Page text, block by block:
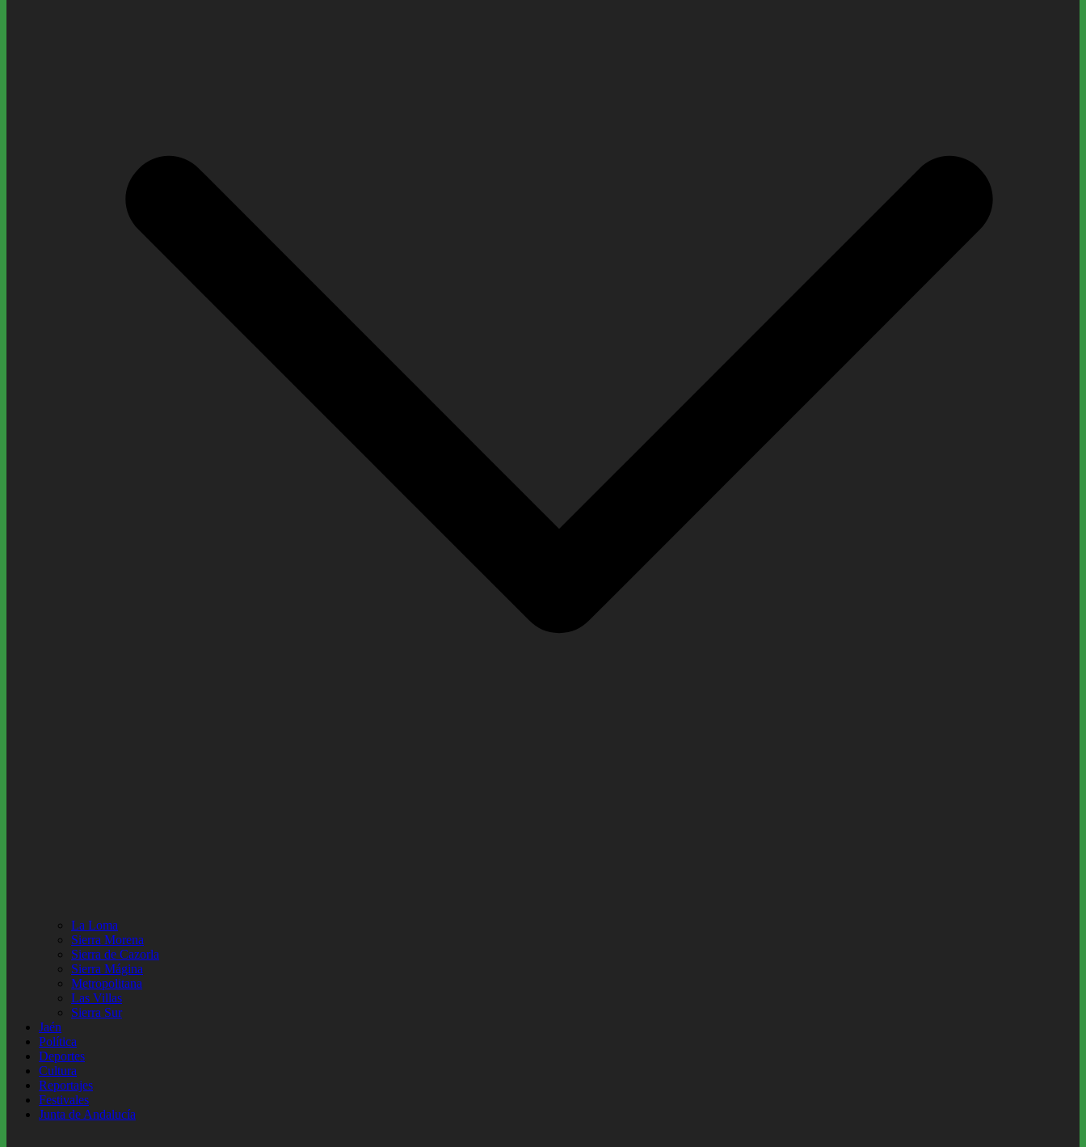
La Loma
Sierra Morena
Sierra de Cazorla
Sierra Mágina
Metropolitana
Las Villas
Sierra Sur
Jaén
Política
Deportes
Cultura
Reportajes
Festivales
Junta de Andalucía